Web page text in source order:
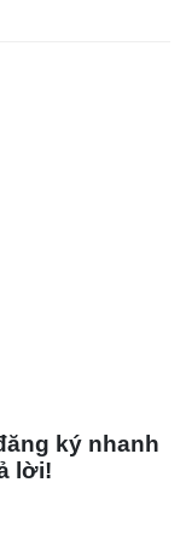
ký nhanh
lời!